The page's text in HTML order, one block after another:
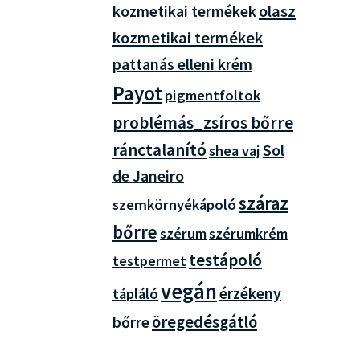
kozmetikai termékekolasz
kozmetikai termékek
pattanás elleni krém
Payotpigmentfoltok
problémás_zsíros bőrre
ránctalanítóshea vajSol
de Janeiro
szemkörnyékápolószáraz
bőrreszérumszérumkrém
testpermettestápoló
táplálóvegánérzékeny
bőrreöregedésgátló